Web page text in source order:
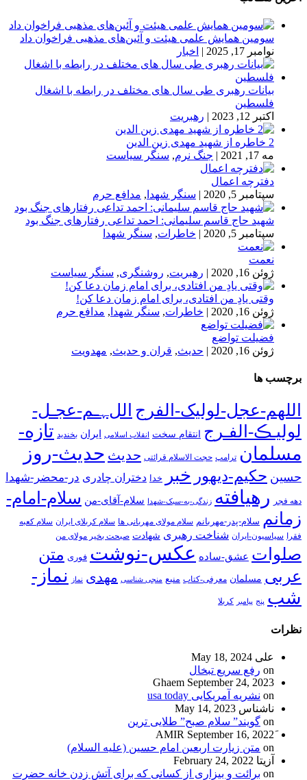
سومین همایش علمی هیئت و آئین‌های مذهبی فراخوان داد
نوامبر 17, 2025
| اخبار
بیانات رهبری طی سال های مختلف در رابطه با اشغال
فلسطین
اکتبر 12, 2023
| رهبریت
2 خاطره از شهید مهدی زین الدین
مه 17, 2021
| جنگ نرم, سنگر سیاست
دفترچه اعمال
سپتامبر 5, 2020
| سنگر شهدا , مدافع حرم
شهید حاج قاسم سلیمانی: احمد تداعی رفتارهای جنگ بود
سپتامبر 5, 2020
| خاطرات, سنگر شهدا
نعمت
ژوئن 16, 2020
| رهبریت, روشنگری, سنگر سیاست
وقتی یادِ من افتادی، برای امام زمان دعا کن!
ژوئن 16, 2020
| خاطرات, سنگر شهدا , مدافع حرم
فضیلت تواضع
ژوئن 16, 2020
| حدیث, قران و حدیث, مهدویت
برچسب ها
اللهم-عجل-لولیک-الفرج اللﮩـم-عجـل-
لولیـڪ-الفـرج انتقام سخت انقلاب اسلامی ایران بخندید تازه-
مسلمان ترامپ حجت الاسلام قرائتی حدیث حدیث-روز
حسین حکیم-دیهور خبر خدا دختران چادری در-محضر-شهدا
دهه فجر رهیافته زندگی-به-سبک-شهدا سلام-آقای-من سلام-امام-
زمانم سلام-پدر-مهربانم سلام مولای مهربانی ها سلام کربلای ایران سلام کعبه
فقرا سیاسیون-ایران شناخت رهبری شهادت صبحت بخیر مولای من
صلوات عشق-ساده عکس-نوشت فوری متن
عربی مسلمان معرفی-کتاب منبع منجی شناسی مهدی نماز
نماز-
شب پنج پیامبر کربلا
نظرات
علی May 18, 2024
on رفع سریع تبخال
Ghaem September 24, 2023
on نشریه آمریکایی usa today
ناشناس May 14, 2023
on گویند” سلام صبح” طلایی ترین
September 16, 2022
on متن زیارت اربعین امام حسین (علیه السلام)
آزیتا February 24, 2022
on برائت و بیزاری از کسانی که برای آتش زدن خانه حضرت